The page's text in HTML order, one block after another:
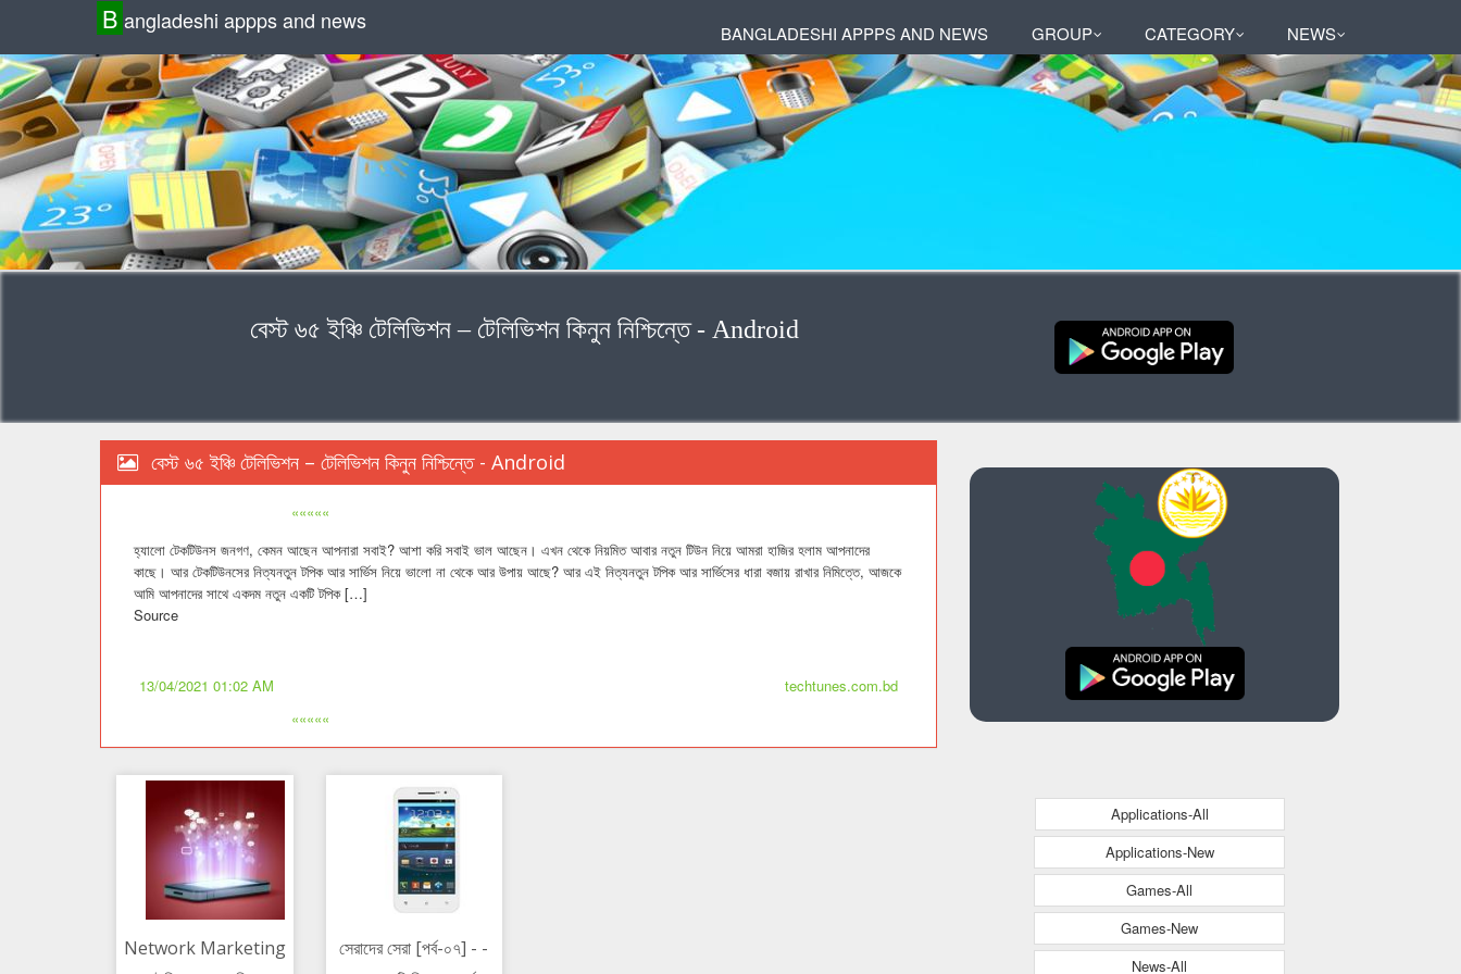
B angladeshi appps and news BANGLADESHI APPPS AND NEWS GROUP CATEGORY NEWS
বেস্ট ৬৫ ইঞ্চি টেলিভিশন – টেলিভিশন কিনুন নিশ্চিন্তে - Android
বেস্ট ৬৫ ইঞ্চি টেলিভিশন – টেলিভিশন কিনুন নিশ্চিন্তে - Android
«««««
হ্যালো টেকটিউনস জনগণ, কেমন আছেন আপনারা সবাই? আশা করি সবাই ভাল আছেন। এখন থেকে নিয়মিত আবার নতুন টিউন নিয়ে আমরা হাজির হলাম আপনাদের
কাছে। আর টেকটিউনসের নিত্যনতুন টপিক আর সার্ভিস নিয়ে ভালো না থেকে আর উপায় আছে? আর এই নিত্যনতুন টপিক আর সার্ভিসের ধারা বজায় রাখার নিমিত্তে, আজকে
আমি আপনাদের সাথে একদম নতুন একটি টপিক […]
Source
13/04/2021 01:02 AM
techtunes.com.bd
«««««
Network Marketing
সেরাদের সেরা [পর্ব-০৭] - -
Applications-All
Applications-New
Games-All
Games-New
News-All